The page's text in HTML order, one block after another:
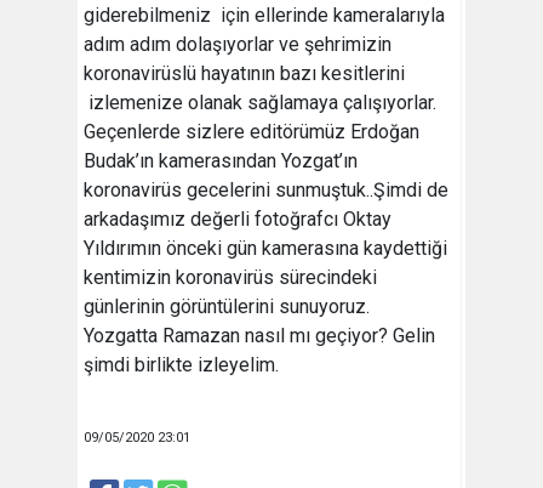
giderebilmeniz için ellerinde kameralarıyla
adım adım dolaşıyorlar ve şehrimizin
koronavirüslü hayatının bazı kesitlerini
izlemenize olanak sağlamaya çalışıyorlar.
Geçenlerde sizlere editörümüz Erdoğan
Budak’ın kamerasından Yozgat’ın
koronavirüs gecelerini sunmuştuk..Şimdi de
arkadaşımız değerli fotoğrafcı Oktay
Yıldırımın önceki gün kamerasına kaydettiği
kentimizin koronavirüs sürecindeki
günlerinin görüntülerini sunuyoruz.
Yozgatta Ramazan nasıl mı geçiyor? Gelin
şimdi birlikte izleyelim.
09/05/2020 23:01